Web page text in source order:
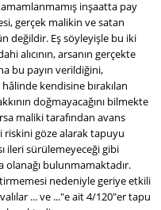
inşaatta pay
gerçek malikin ve satan
değildir. Eş söyleyişle bu iki
alıcının, arsanın gerçekte
bu payın verildiğini,
kendisine bırakılan
doğmayacağını bilmekte
maliki tarafından avans
riskini göze alarak tapuyu
ileri sürülemeyeceği gibi
olanağı bulunmamaktadır.
nedeniyle geriye etkili
... ve ..."e ait 4/120"er tapu